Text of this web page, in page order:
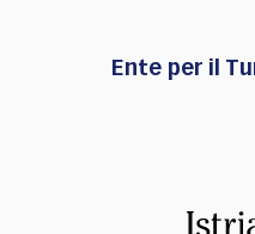
Ente per il